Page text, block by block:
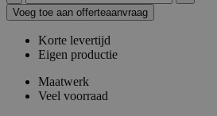
demontabel
wit
en
1x
aanbouw
HxBxD200x200x100cm
CBX
Voeg toe aan offerteaanvraag
Korte levertijd
Eigen productie
Maatwerk
Veel voorraad